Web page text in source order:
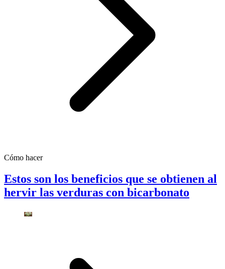
Cómo hacer
Estos son los beneficios que se obtienen al
hervir las verduras con bicarbonato